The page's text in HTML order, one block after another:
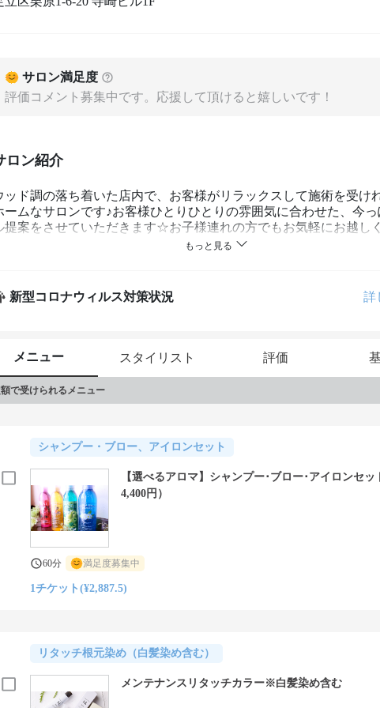
サロン満足度
評価コメント募集中です。応援して頂けると嬉しいです！
ロン紹介
ッド調の落ち着いた店内で、お客様がリラックスして施術を受け
ームなサロンです♪お客様ひとりひとりの雰囲気に合わせた、今っ
提案をさせていただきます☆お子様連れの方でもお気軽にお越し
新型コロナウィルス対策状況 詳
メニュー スタイリスト 評価
で受けられるメニュー
シャンプー・ブロー、アイロンセット
【選べるアロマ】シャンプー･ブロー･アイロンセッ
4,400円）
60分 満足度募集中
1チケット(¥2,887.5)
リタッチ根元染め（白髪染め含む）
メンテナンスリタッチカラー※白髪染め含む